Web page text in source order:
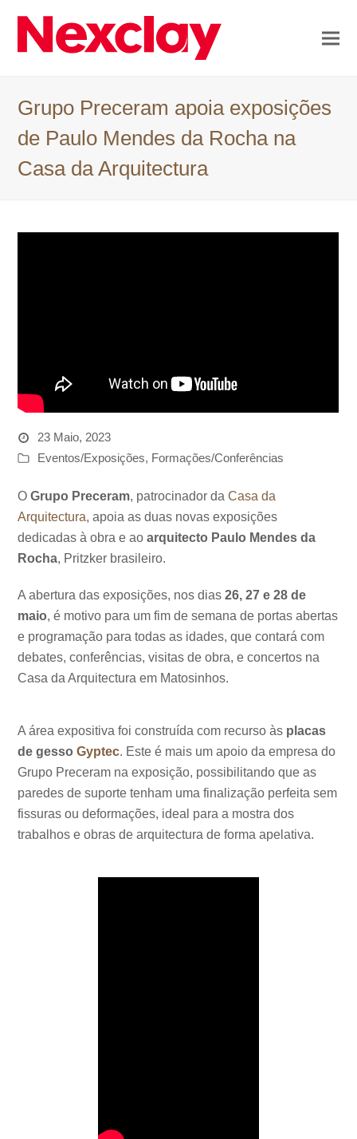
Grupo Preceram apoia exposições
de Paulo Mendes da Rocha na
Casa da Arquitectura
23 Maio, 2023
Eventos/Exposições, Formações/Conferências
OGrupo Preceram, patrocinador daCasa da
Arquitectura, apoia as duas novas exposições
dedicadas à obra e aoarquitecto Paulo Mendes da
Rocha, Pritzker brasileiro.
A abertura das exposições, nos dias26, 27 e 28 de
maio, é motivo para um fim de semana de portas abertas
e programação para todas as idades, que contará com
debates, conferências, visitas de obra, e concertos na
Casa da Arquitectura em Matosinhos.
A área expositiva foi construída com recurso às placas
de gessoGyptec. Este é mais um apoio da empresa do
Grupo Preceram na exposição, possibilitando que as
paredes de suporte tenham uma finalização perfeita sem
fissuras ou deformações, ideal para a mostra dos
trabalhos e obras de arquitectura de forma apelativa.